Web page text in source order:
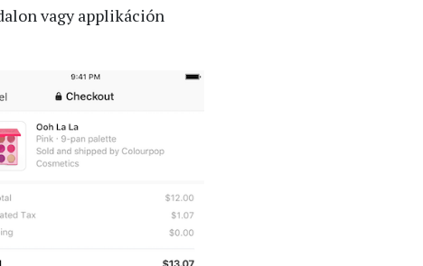
vagy applikáción